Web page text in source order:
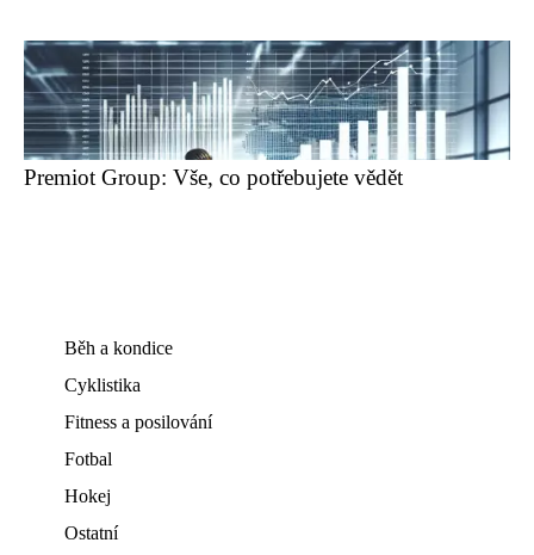
Premiot Group: Vše, co potřebujete vědět
Běh a kondice
Cyklistika
Fitness a posilování
Fotbal
Hokej
Ostatní